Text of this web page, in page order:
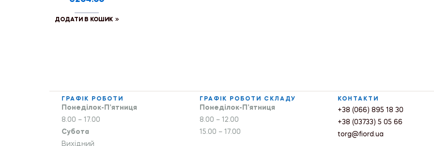
ДОДАТИ В КОШИК
ГРАФІК РОБОТИ
Понеділок-П’ятниця
8.00 – 17.00
Субота
Вихідний
ГРАФІК РОБОТИ СКЛАДУ
Понеділок-П’ятниця
8.00 – 12.00
15.00 – 17.00
КОНТАКТИ
+38 (066) 895 18 30
+38 (03733) 5 05 66
torg@fiord.ua